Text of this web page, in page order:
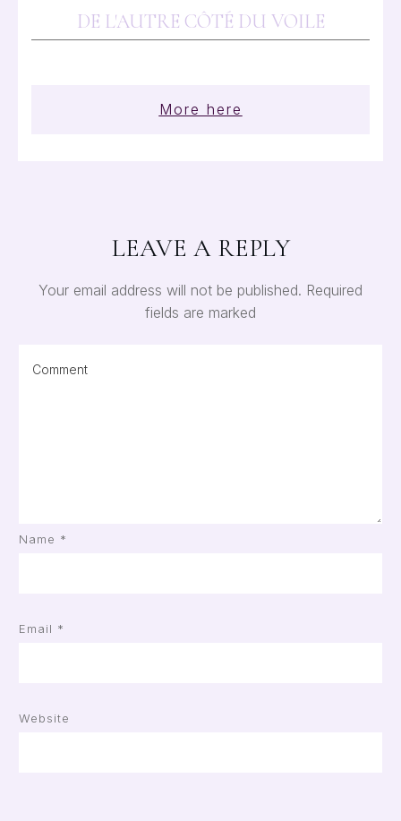
DE L'AUTRE CÔTÉ DU VOILE
More here
LEAVE A REPLY
Your email address will not be published. Required
fields are marked
Name *
Email *
Website